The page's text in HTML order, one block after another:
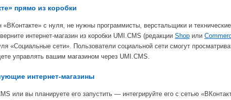
прямо из коробки
«ВКонтакте» с нуля, не нужны программисты, верстальщики и
интернет-магазин из коробки UMI.CMS (редакции Shop или
«Социальные сети». Пользователи социальной сети смогут
управлять вашим магазином через UMI.CMS.
интернет-магазины
или вы планируете его запустить — интегрируйте его с сетью